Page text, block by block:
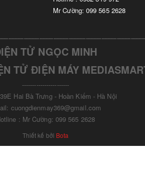
Mr Cường: 099 565 2628
TỬ NGỌC MINH
TỬ ĐIỆN MÁY
-----------------------
Hai Bà Trưng - Hoàn Kiếm - Hà Nội
cuongdienmay369@gmail.com
: Mr Cường: 099 565 2628
Thiết kế bởi Bota